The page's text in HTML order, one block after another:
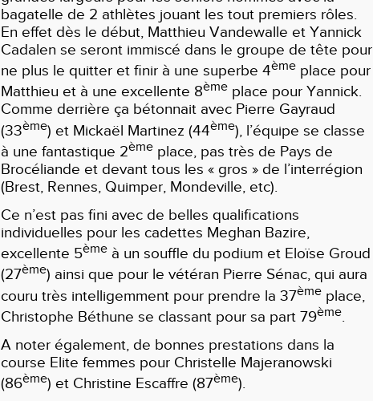
bagatelle de 2 athlètes jouant les tout premiers rôles.
En effet dès le début, Matthieu Vandewalle et Yannick
Cadalen se seront immiscé dans le groupe de tête pour
ne plus le quitter et finir à une superbe 4ème place pour
Matthieu et à une excellente 8ème place pour Yannick.
Comme derrière ça bétonnait avec Pierre Gayraud
(33ème) et Mickaël Martinez (44ème), l’équipe se classe
à une fantastique 2ème place, pas très de Pays de
Brocéliande et devant tous les « gros » de l’interrégion
(Brest, Rennes, Quimper, Mondeville, etc).
Ce n’est pas fini avec de belles qualifications
individuelles pour les cadettes Meghan Bazire,
excellente 5ème à un souffle du podium et Eloïse Groud
(27ème) ainsi que pour le vétéran Pierre Sénac, qui aura
couru très intelligemment pour prendre la 37ème place,
Christophe Béthune se classant pour sa part 79ème.
A noter également, de bonnes prestations dans la
course Elite femmes pour Christelle Majeranowski
(86ème) et Christine Escaffre (87ème).